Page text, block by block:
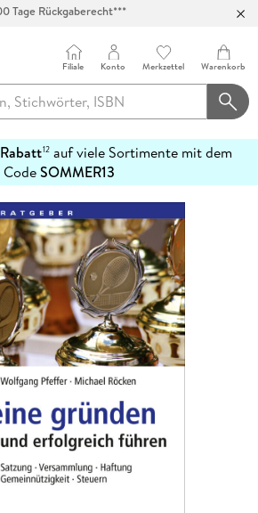
in über 100 Filialen
Filiale Konto Merkzettel Warenkorb
12auf viele Sortimente mit dem
CodeSOMMER13